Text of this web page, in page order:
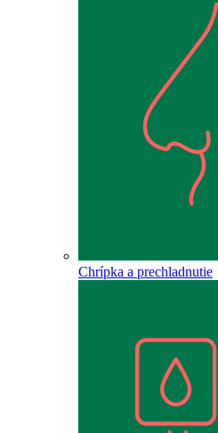
Chrípka a prechladnutie